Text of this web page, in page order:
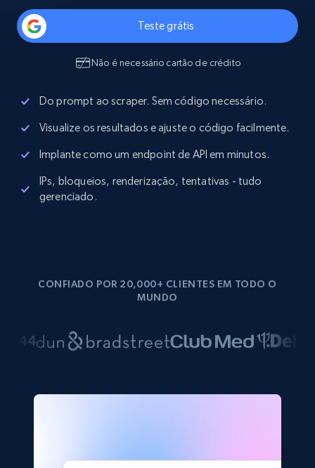
Teste grátis
Não é necessário cartão de crédito
Do prompt ao scraper. Sem código necessário.
Visualize os resultados e ajuste o código facilmente.
Implante como um endpoint de API em minutos.
IPs, bloqueios, renderização, tentativas - tudo
gerenciado.
CONFIADO POR 20,000+ CLIENTES EM TODO O
MUNDO